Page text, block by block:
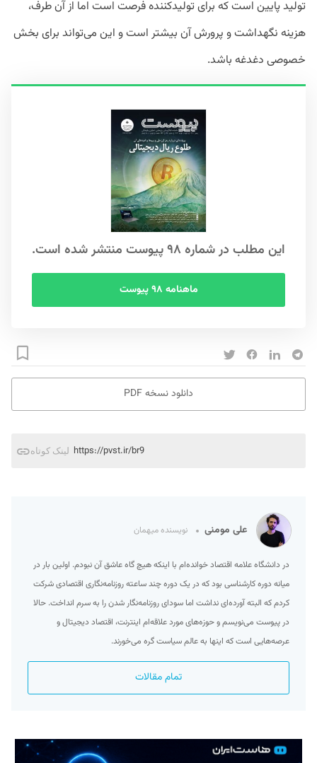
تولید پایین است که برای تولیدکننده فرصت است اما از آن طرف،
هزینه نگهداشت و پرورش آن بیشتر است و این می‌تواند برای بخش
خصوصی دغدغه باشد.
این مطلب در شماره ۹۸ پیوست منتشر شده است.
ماهنامه ۹۸ پیوست
دانلود نسخه PDF
لینک کوتاه https://pvst.ir/br9
علی مومنی نویسنده میهمان
در دانشگاه علامه اقتصاد خوانده‌ام با اینکه هیچ گاه عاشق آن نبودم. اولین بار در
میانه دوره کارشناسی بود که در یک دوره چند ساعته روزنامه‌نگاری اقتصادی شرکت
کردم که البته آورده‌ای نداشت اما سودای روزنامه‌نگار شدن را به سرم انداخت. حالا
در پیوست می‌نویسم و حوزه‌‌های مورد علاقه‌ام اینترنت، اقتصاد دیجیتال و
عرصه‌هایی است که اینها به عالم سیاست گره می‌خورند.
تمام مقالات